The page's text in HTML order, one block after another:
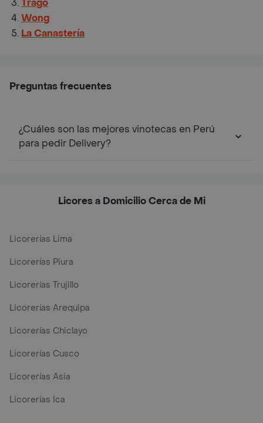
Trago
Wong
La Canastería
Preguntas frecuentes
¿Cuáles son las mejores vinotecas en Perú
para pedir Delivery?
Licores a Domicilio Cerca de Mi
Licorerías Lima
Licorerías Piura
Licorerías Trujillo
Licorerías Arequipa
Licorerías Chiclayo
Licorerías Cusco
Licorerías Asia
Licorerías Ica